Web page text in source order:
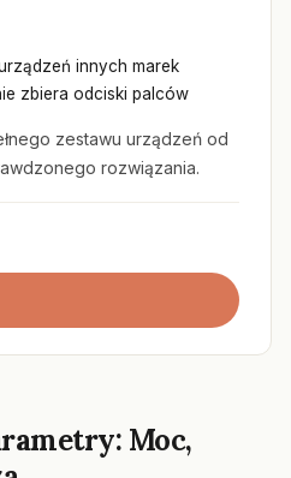
innych marek
zbiera odciski palców
zestawu urządzeń od
rozwiązania.
Moc,